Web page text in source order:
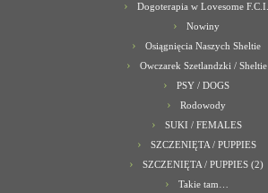
Dogoterapia w Lovesome F.C.I.
Nowiny
Osiągnięcia Naszych Sheltie
Owczarek Szetlandzki / Sheltie
PSY / DOGS
Rodowody
SUKI / FEMALES
SZCZENIĘTA / PUPPIES
SZCZENIĘTA / PUPPIES (2)
Takie tam…